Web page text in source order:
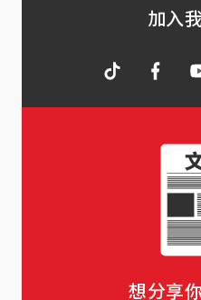
加入
想分享